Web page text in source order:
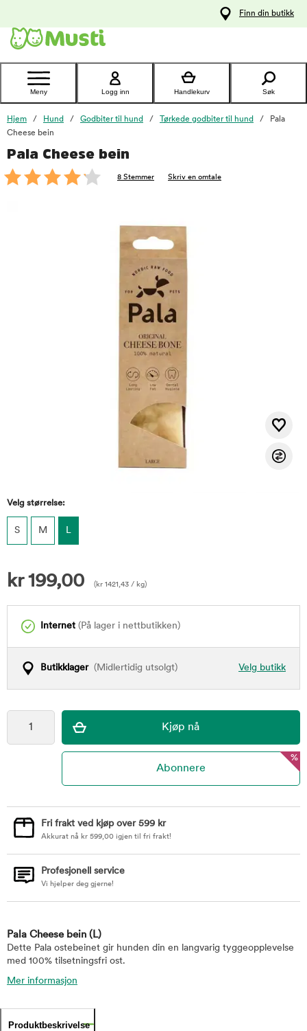
Kontakt
kundeservice
Finn din butikk
Meny Logg inn Handlekurv Søk
Hjem Hund Godbiter til hund Tørkede godbiter til hund
Pala
Cheese bein
Pala Cheese bein
8 Stemmer Skriv en omtale
Velg størrelse:
S M L
kr199,00 ( kr 1421,43 / kg)
Internet (På lager i nettbutikken)
Velg butikk
Butikklager(Midlertidig utsolgt)
foo
%
Fri frakt ved kjøp over 599 kr
Akkurat nå kr 599,00 igjen til fri frakt!
Profesjonell service
Vi hjelper deg gjerne!
Pala Cheese bein (L)
Dette Pala ostebeinet gir hunden din en langvarig tyggeopplevelse
med 100% tilsetningsfri ost.
Mer informasjon
Produktbeskrivelse